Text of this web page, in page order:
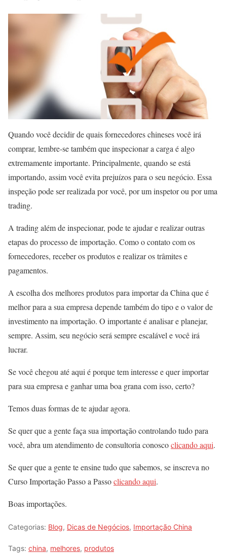
Quando você decidir de quais fornecedores chineses você irá
comprar, lembre-se também que inspecionar a carga é algo
extremamente importante. Principalmente, quando se está
importando, assim você evita prejuízos para o seu negócio. Essa
inspeção pode ser realizada por você, por um inspetor ou por uma
trading.
A trading além de inspecionar, pode te ajudar e realizar outras
etapas do processo de importação. Como o contato com os
fornecedores, receber os produtos e realizar os trâmites e
pagamentos.
A escolha dos melhores produtos para importar da China que é
melhor para a sua empresa depende também do tipo e o valor de
investimento na importação. O importante é analisar e planejar,
sempre. Assim, seu negócio será sempre escalável e você irá
lucrar.
Se você chegou até aqui é porque tem interesse e quer importar
para sua empresa e ganhar uma boa grana com isso, certo?
Temos duas formas de te ajudar agora.
Se quer que a gente faça sua importação controlando tudo para
você, abra um atendimento de consultoria conoscoclicando aqui.
Se quer que a gente te ensine tudo que sabemos, se inscreva no
Curso Importação Passo a Passoclicando aqui.
Boas importações.
Categorias: Blog, Dicas de Negócios, Importação China
Tags: china, melhores, produtos